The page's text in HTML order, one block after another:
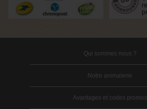
Qui sommes nous ?
Notre animalerie
Avantages et codes promos